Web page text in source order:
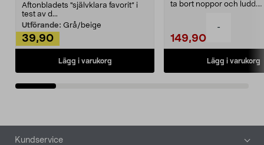
-
Aftonbladets "självklara favorit” i
test av d...
Utförande: Grå/beige
39,90
Lägg i varukorg
ta bort noppor och ludd.
149,90
Lägg i varukorg
Sidfot
Kundservice